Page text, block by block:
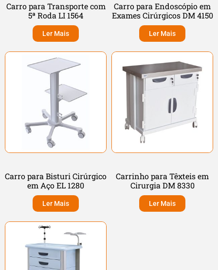
Carro para Transporte com
5ª Roda LI 1564
Ler Mais
Carro para Endoscópio em
Exames Cirúrgicos DM 4150
Ler Mais
Carro para Bisturi Cirúrgico
em Aço EL 1280
Ler Mais
Carrinho para Têxteis em
Cirurgia DM 8330
Ler Mais